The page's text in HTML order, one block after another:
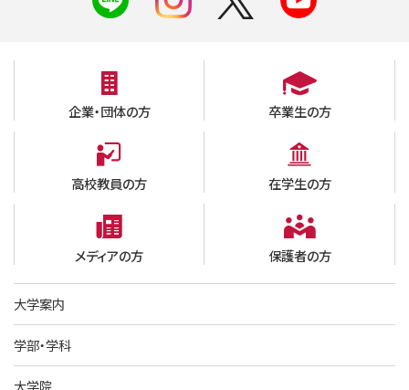
企業・団体の方 卒業生の方
高校教員の方 在学生の方
メディアの方 保護者の方
大学案内
学部・学科
大学院